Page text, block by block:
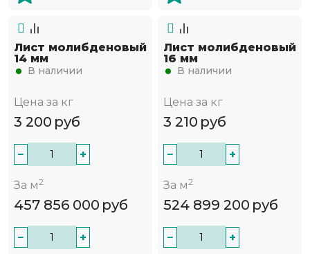
Лист молибденовый
14 мм
В наличии
Цена за кг
3 200 руб
− +
За м2
457 856 000 руб
− +
Лист молибденовый
16 мм
В наличии
Цена за кг
3 210 руб
− +
За м2
524 899 200 руб
− +